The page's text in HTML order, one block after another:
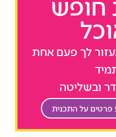
לך פעם אחת
ובשליטה
על התכנית